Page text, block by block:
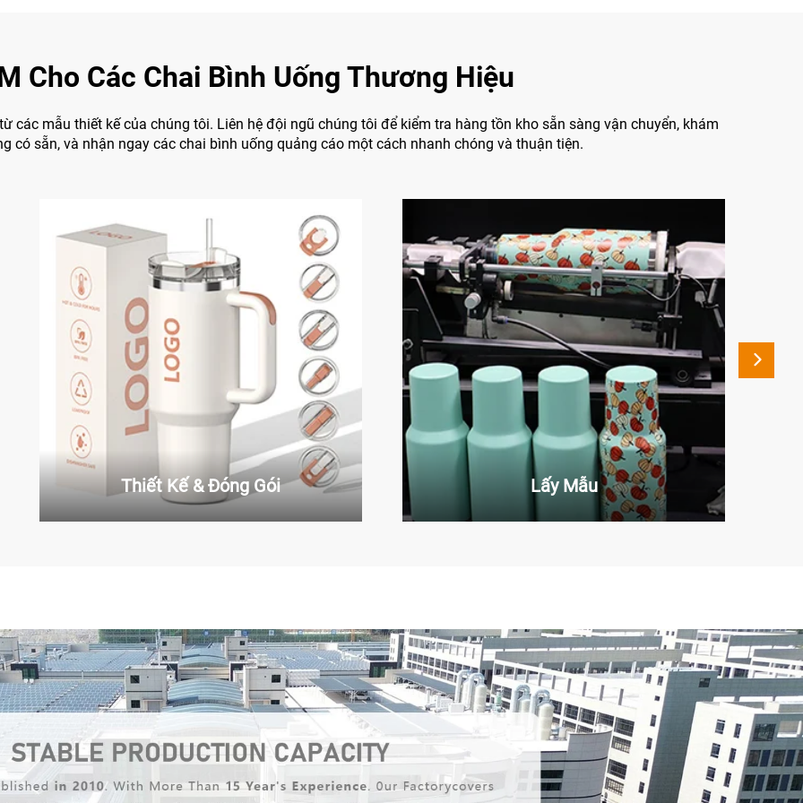
Cho Các Chai Bình Uống Thương Hiệu
các mẫu thiết kế của chúng tôi. Liên hệ đội ngũ chúng tôi để kiểm tra hàng tồn kho sẵn sàng vận chuyển, khám
có sẵn, và nhận ngay các chai bình uống quảng cáo một cách nhanh chóng và thuận tiện.
Thiết Kế & Đóng Gói Lấy Mẫu